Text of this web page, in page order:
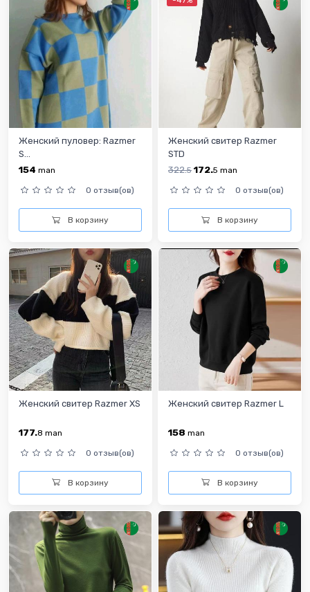
Женский пуловер: Razmer
S...
154 man
0 отзыв(ов)
В корзину
Женский свитер Razmer
STD
322.5 172.5 man
0 отзыв(ов)
В корзину
Женский свитер Razmer XS
177.8 man
0 отзыв(ов)
В корзину
Женский свитер Razmer L
158 man
0 отзыв(ов)
В корзину